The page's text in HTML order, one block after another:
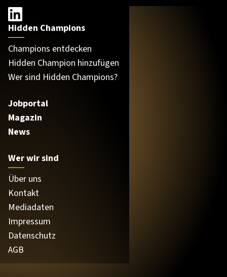
Hidden Champions
Champions entdecken
Hidden Champion hinzufügen
Wer sind Hidden Champions?
Jobportal
Magazin
News
Wer wir sind
Über uns
Kontakt
Mediadaten
Impressum
Datenschutz
AGB